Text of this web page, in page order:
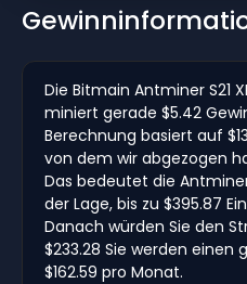
Die Bitmain Antminer S21
miniert gerade $5.42
Berechnung basiert auf
von dem wir abgezogen
Das bedeutet die
der Lage, bis zu $395.87
Danach würden Sie den
$233.28 Sie werden einen
$162.59 pro Monat.